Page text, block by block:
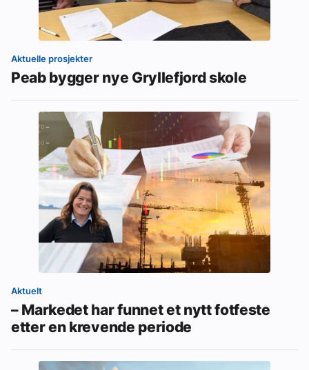
Aktuelle prosjekter
Peab bygger nye Gryllefjord skole
Aktuelt
– Markedet har funnet et nytt fotfeste
etter en krevende periode